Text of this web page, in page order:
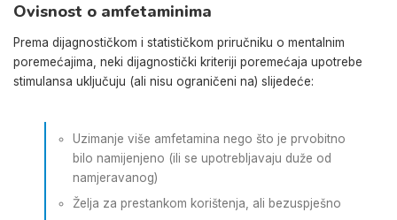
Ovisnost o amfetaminima
Prema dijagnostičkom i statističkom priručniku o mentalnim
poremećajima, neki dijagnostički kriteriji poremećaja upotrebe
stimulansa uključuju (ali nisu ograničeni na) slijedeće:
Uzimanje više amfetamina nego što je prvobitno
bilo namijenjeno (ili se upotrebljavaju duže od
namjeravanog)
Želja za prestankom korištenja, ali bezuspješno